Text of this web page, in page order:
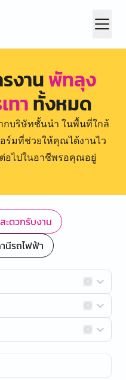
งานพัทลุง
ทาทั้งหมด
กบริษัทชั้นนำ ในพื้นที่ใกล้
ร์มที่ช่วยให้คุณได้งานไว
ต่อไปในอาชีพรอคุณอยู่
ดวกรับงาน
นีรถไฟฟ้า